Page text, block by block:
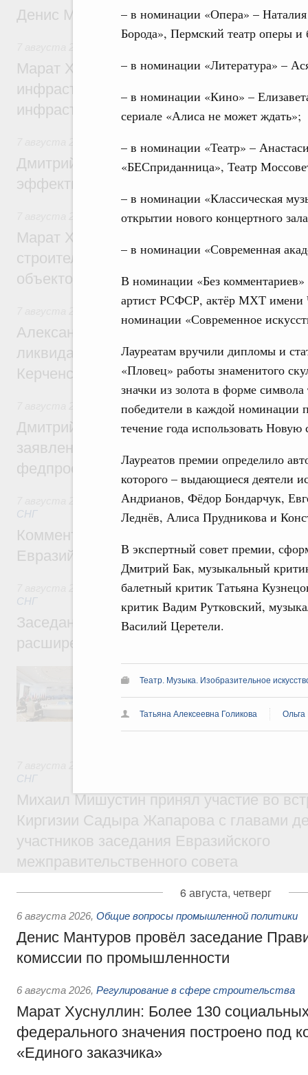
– в номинации «Опера» –
Борода», Пермский театр оперы и
– в номинации «Литература» –
– в номинации «Кино» –
сериале «Алиса не может ждать»;
– в номинации «Театр» –
«БЕСприданница», Театр
– в номинации «Классическая
открытии нового концертного
– в номинации «Современная
В номинации «Без
артист РСФСР, актёр МХТ имени
номинации «Современное
Лауреатам вручили дипломы и
«Пловец» работы знаменитого
значки из золота в форме
победители в каждой номинации
течение года использовать
Лауреатов премии определило
которого – выдающиеся деятели
Андрианов, Фёдор Бондарчук,
Леднёв, Алиса Прудникова и
В экспертный совет премии,
Дмитрий Бак, музыкальный
балетный критик Татьяна
критик Вадим Рутковский,
Василий Церетели.
Театр. Музыка. Изобразительное
Татьяна Алексеевна Голикова
Денис Мантуров посетил Ярославскую
Марат Хуснуллин: 15 объектов
инфраструктуры построили и обновили
инфраструктурным кредитам
Развитие сельских территорий
Дмитрий Патрушев: Синхронизация
эффективность поддержки сельских
Экономика городов. Городская среда
Марат Хуснуллин: «Единый заказчик»
строительство и реконструкцию более
объектов
Чрезвычайные ситуации и ликвидация их
Александр Козлов провёл заседание
ликвидации последствий чрезвычайной
Керченском проливе
Среднее профессиональное образование
Дмитрий Чернышенко: Установлен
заявлений от абитуриентов колледжей и
федпроекта «Профессионалитет»
Евразийский экономический союз.
СНГ
Комментарий Алексея Оверчука по
Евразийского межправительственного
Евразийский экономический союз.
СНГ
Заседание Евразийского
расширенном составе
числе совершенствование кооперации в
регулирования и администрирования,
обеспечение продовольственной
железнодорожных перевозок,
рынка.
СНГ
Михаил Мишустин принял участие во
Киргизии Садыра Жапарова с главами
участников заседания Евразийского
межправительственного совета
6 августа, четверг
6 августа 2026, Общие вопросы промышленной политики
Денис Мантуров провёл заседание
комиссии по промышленности
6 августа 2026, Регулирование в сфере строительства
Марат Хуснуллин: Более 130
федерального значения построено под
«Единого заказчика»